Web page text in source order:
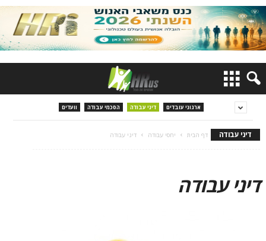
ארגוני עובדים דיני עבודה הסכמי עבודה וועדים
דיני עבודה דף הבית יחסי עבודה דיני עבודה
דיני עבודה